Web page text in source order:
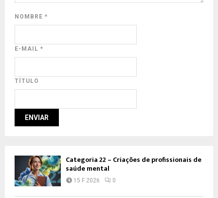
NOMBRE *
E-MAIL *
TÍTULO
Categoria 22 – Criações de profissionais de
saúde mental
15 F 2026 0